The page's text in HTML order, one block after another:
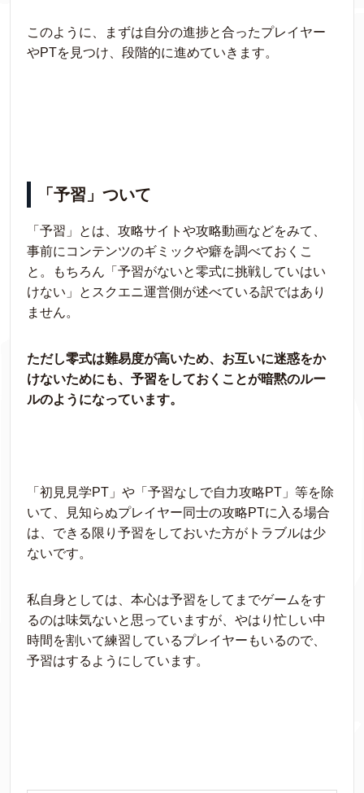
このように、まずは自分の進捗と合ったプレイヤー
やPTを見つけ、段階的に進めていきます。
「予習」ついて
「予習」とは、攻略サイトや攻略動画などをみて、
事前にコンテンツのギミックや癖を調べておくこ
と。もちろん「予習がないと零式に挑戦していはい
けない」とスクエニ運営側が述べている訳ではあり
ません。
ただし零式は難易度が高いため、お互いに迷惑をか
けないためにも、予習をしておくことが暗黙のルー
ルのようになっています。
「初見見学PT」や「予習なしで自力攻略PT」等を除
いて、見知らぬプレイヤー同士の攻略PTに入る場合
は、できる限り予習をしておいた方がトラブルは少
ないです。
私自身としては、本心は予習をしてまでゲームをす
るのは味気ないと思っていますが、やはり忙しい中
時間を割いて練習しているプレイヤーもいるので、
予習はするようにしています。